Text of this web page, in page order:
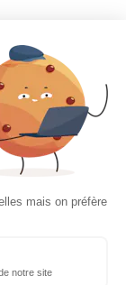
et
mais on préfère
notre site